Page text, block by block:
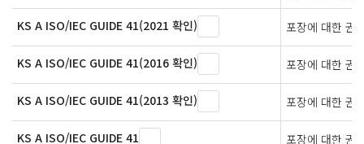
KS A ISO/IEC GUIDE 41(2021 확인) 포장에 대한 권
KS A ISO/IEC GUIDE 41(2016 확인) 포장에 대한 권
KS A ISO/IEC GUIDE 41(2013 확인) 포장에 대한 권
KS A ISO/IEC GUIDE 41 포장에 대한 권